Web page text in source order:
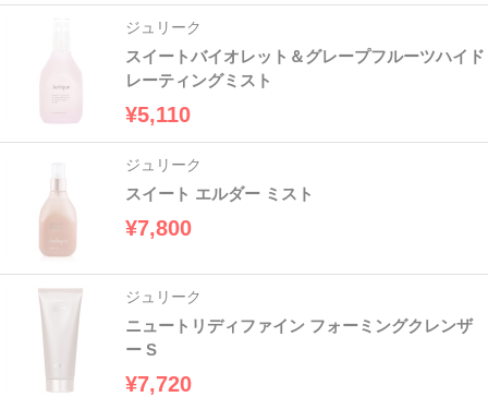
ジュリーク
スイートバイオレット＆グレープフルーツハイド
レーティングミスト
¥5,110
ジュリーク
スイート エルダー ミスト
¥7,800
ジュリーク
ニュートリディファイン フォーミングクレンザ
ー S
¥7,720